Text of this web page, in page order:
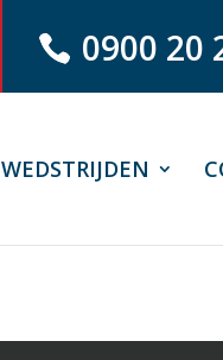
0900 20
WEDSTRIJDEN